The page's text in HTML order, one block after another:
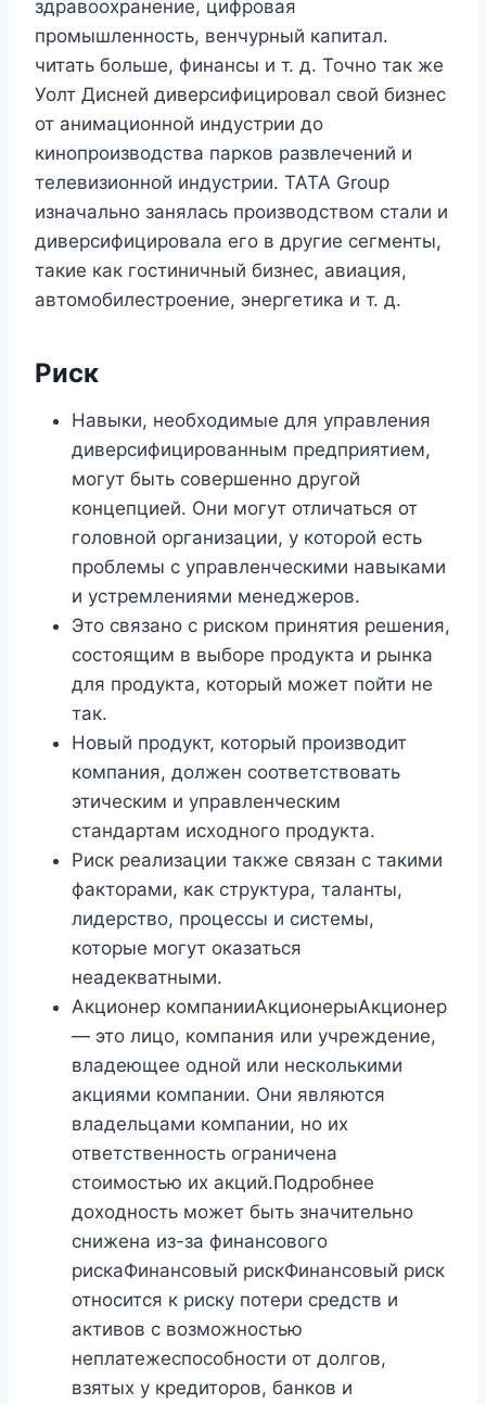
здравоохранение, цифровая
промышленность, венчурный капитал.
читать больше, финансы и т. д. Точно так же
Уолт Дисней диверсифицировал свой бизнес
от анимационной индустрии до
кинопроизводства парков развлечений и
телевизионной индустрии. TATA Group
изначально занялась производством стали и
диверсифицировала его в другие сегменты,
такие как гостиничный бизнес, авиация,
автомобилестроение, энергетика и т. д.
Риск
Навыки, необходимые для управления
диверсифицированным предприятием,
могут быть совершенно другой
концепцией. Они могут отличаться от
головной организации, у которой есть
проблемы с управленческими навыками
и устремлениями менеджеров.
Это связано с риском принятия решения,
состоящим в выборе продукта и рынка
для продукта, который может пойти не
так.
Новый продукт, который производит
компания, должен соответствовать
этическим и управленческим
стандартам исходного продукта.
Риск реализации также связан с такими
факторами, как структура, таланты,
лидерство, процессы и системы,
которые могут оказаться
неадекватными.
Акционер компанииАкционерыАкционер
— это лицо, компания или учреждение,
владеющее одной или несколькими
акциями компании. Они являются
владельцами компании, но их
ответственность ограничена
стоимостью их акций.Подробнее
доходность может быть значительно
снижена из-за финансового
рискаФинансовый рискФинансовый риск
относится к риску потери средств и
активов с возможностью
неплатежеспособности от долгов,
взятых у кредиторов, банков и